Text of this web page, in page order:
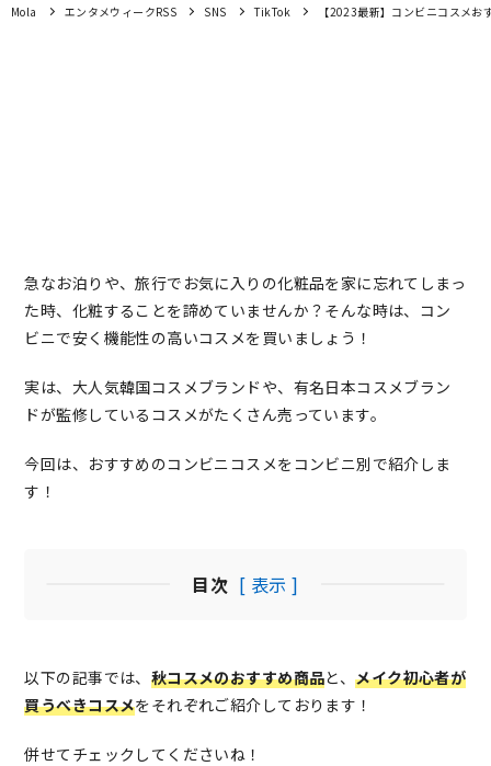
Mola エンタメウィークRSS SNS TikTok 【2023最新】コンビニコスメ
急なお泊りや、旅行でお気に入りの化粧品を家に忘れてしまっ
た時、化粧することを諦めていませんか？そんな時は、コン
ビニで安く機能性の高いコスメを買いましょう！
実は、大人気韓国コスメブランドや、有名日本コスメブラン
ドが監修しているコスメがたくさん売っています。
今回は、おすすめのコンビニコスメをコンビニ別で紹介しま
す！
目次 [ 表示 ]
以下の記事では、 秋コスメのおすすめ商品と、メイク初心者が
買うべきコスメをそれぞれご紹介しております！
併せてチェックしてくださいね！